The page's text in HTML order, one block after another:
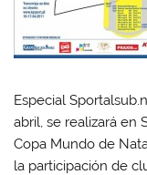
Especial
abril, se realizará en
Copa Mundo de
la participación de